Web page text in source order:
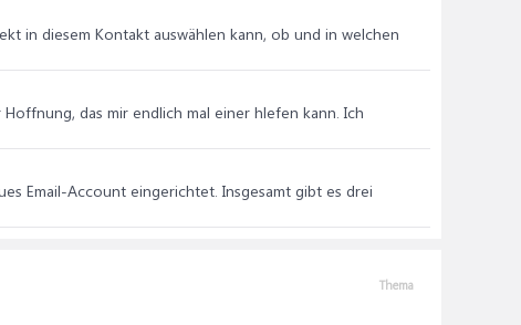
in diesem Kontakt auswählen kann, ob und in welchen
das mir endlich mal einer hlefen kann. Ich
Email-Account eingerichtet. Insgesamt gibt es drei
Thema